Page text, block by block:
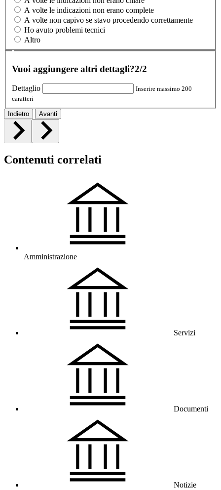
A volte le indicazioni non erano complete
A volte non capivo se stavo procedendo correttamente
Ho avuto problemi tecnici
Altro
Vuoi aggiungere altri dettagli?2/2
Dettaglio
Inserire massimo 200
caratteri
Indietro Avanti
Contenuti correlati
Amministrazione
Servizi
Documenti
Notizie